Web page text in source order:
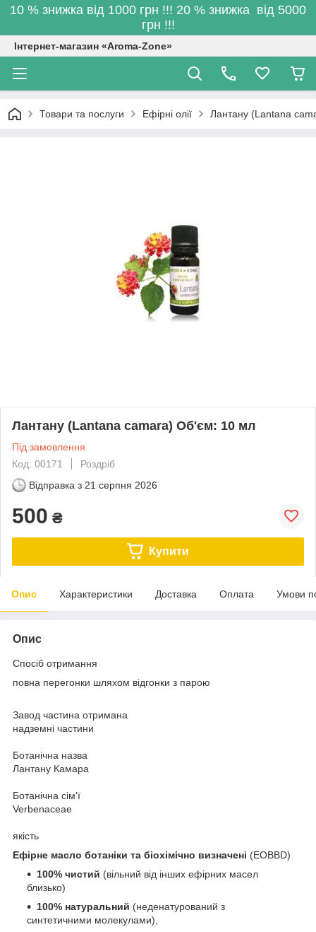
10 % знижка від 1000 грн !!! 20 % знижка від 5000
грн !!!
Інтернет-магазин «Aroma-Zone»
Товари та послуги Ефірні олії Лантану (Lantana
Лантану (Lantana camara) Об'єм: 10 мл
Під замовлення
Код: 00171
Роздріб
Відправка з 21 серпня 2026
500 ₴
Купити
Опис Характеристики Доставка Оплата Умови
Опис
Спосіб отримання
повна перегонки шляхом відгонки з парою
Завод частина отримана
надземні частини
Ботанічна назва
Лантану Камара
Ботанічна сім'ї
Verbenaceae
якість
Ефірне масло ботаніки та біохімічно визначені (EOBBD)
100% чистий (вільний від інших ефірних масел
близько)
100% натуральний (неденатурований з
синтетичними молекулами),